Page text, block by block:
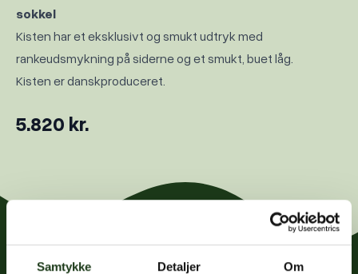
Samtykke Detaljer Om
sokkel
Kisten har et eksklusivt og smukt udtryk med
rankeudsmykning på siderne og et smukt, buet låg.
Kisten er danskproduceret.
5.820 kr.